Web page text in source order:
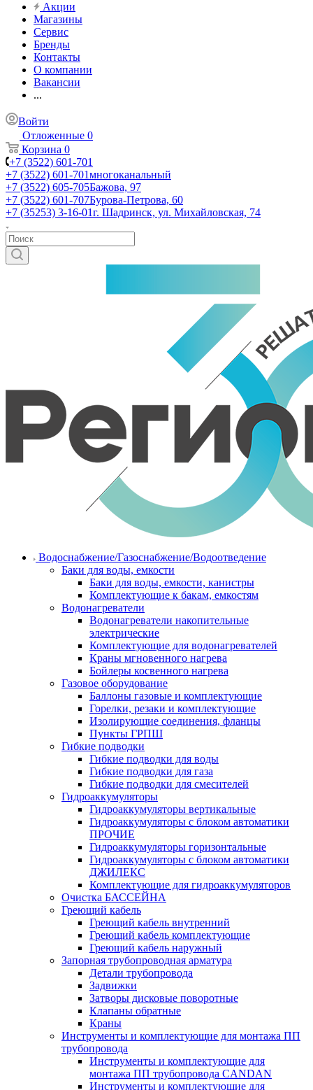
Акции
Магазины
Сервис
Бренды
Контакты
О компании
Вакансии
...
Войти
Отложенные 0
Корзина 0
+7 (3522) 601-701
+7 (3522) 601-701многоканальный
+7 (3522) 605-705Бажова, 97
+7 (3522) 601-707Бурова-Петрова, 60
+7 (35253) 3-16-01г. Шадринск, ул. Михайловская, 74
Водоснабжение/Газоснабжение/Водоотведение
Баки для воды, емкости
Баки для воды, емкости, канистры
Комплектующие к бакам, емкостям
Водонагреватели
Водонагреватели накопительные
электрические
Комплектующие для водонагревателей
Краны мгновенного нагрева
Бойлеры косвенного нагрева
Газовое оборудование
Баллоны газовые и комплектующие
Горелки, резаки и комплектующие
Изолирующие соединения, фланцы
Пункты ГРПШ
Гибкие подводки
Гибкие подводки для воды
Гибкие подводки для газа
Гибкие подводки для смесителей
Гидроаккумуляторы
Гидроаккумуляторы вертикальные
Гидроаккумуляторы с блоком автоматики
ПРОЧИЕ
Гидроаккумуляторы горизонтальные
Гидроаккумуляторы с блоком автоматики
ДЖИЛЕКС
Комплектующие для гидроаккумуляторов
Очистка БАССЕЙНА
Греющий кабель
Греющий кабель внутренний
Греющий кабель комплектующие
Греющий кабель наружный
Запорная трубопроводная арматура
Детали трубопровода
Задвижки
Затворы дисковые поворотные
Клапаны обратные
Краны
Инструменты и комплектующие для монтажа ПП
трубопровода
Инструменты и комплектующие для
монтажа ПП трубопровода CANDAN
Инструменты и комплектующие для